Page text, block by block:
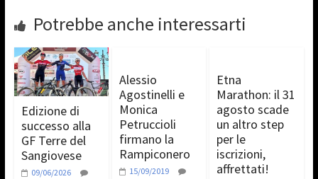
Potrebbe anche interessarti
Edizione di
successo alla
GF Terre del
Sangiovese
09/06/2026
Alessio
Agostinelli e
Monica
Petruccioli
firmano la
Rampiconero
15/09/2019
Etna
Marathon: il 31
agosto scade
un altro step
per le
iscrizioni,
affrettati!